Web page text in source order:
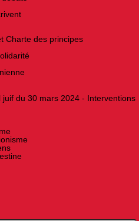
Charte des principes
juif du 30 mars 2024 - Interventions